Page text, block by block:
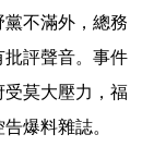
不滿外，總務
評聲音。事件
莫大壓力，福
爆料雜誌。